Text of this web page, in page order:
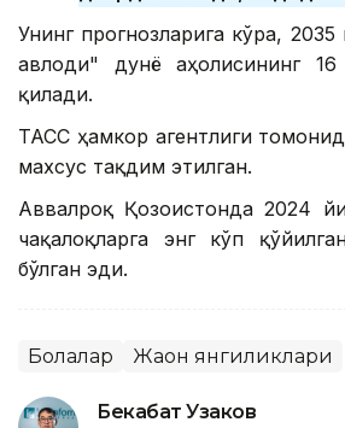
Унинг прогнозларига кўра,
авлоди" дунё аҳолисининг
қилади.
ТАСС ҳамкор агентлиги
махсус тақдим этилган.
Аввалроқ Қозоғистонда 2024
чақалоқларга энг кўп
бўлган эди.
Болалар Жаҳон янгиликлари
Бекабат Узаков